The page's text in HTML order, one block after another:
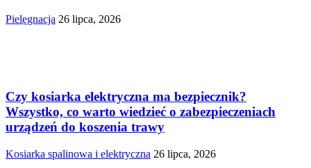
Pielęgnacja 26 lipca, 2026
Czy kosiarka elektryczna ma bezpiecznik?
Wszystko, co warto wiedzieć o zabezpieczeniach
urządzeń do koszenia trawy
Kosiarka spalinowa i elektryczna 26 lipca, 2026